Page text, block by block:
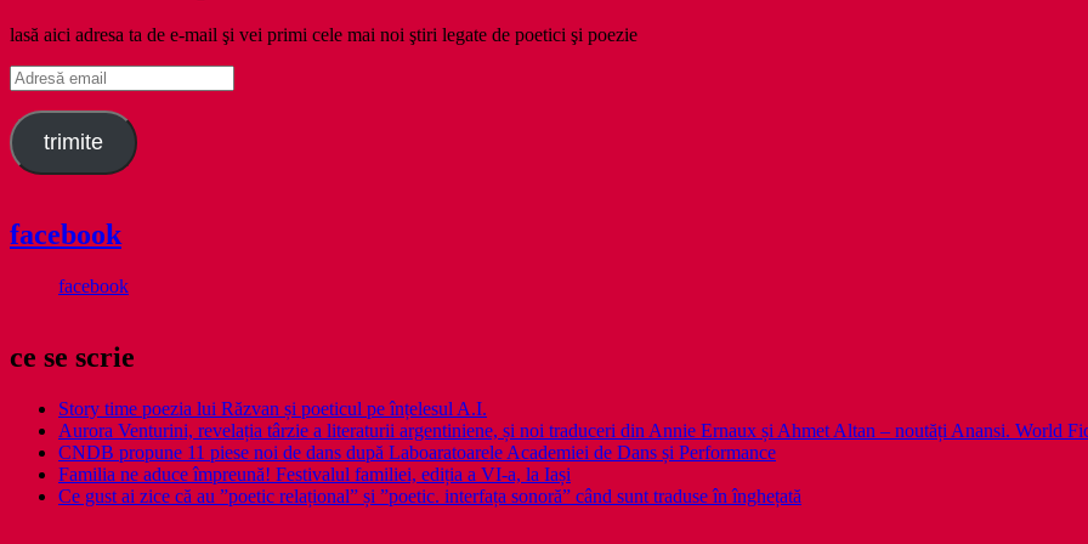
lasă aici adresa ta de e-mail şi vei primi cele mai noi ştiri legate de poetici şi poezie
Adresă
email
trimite
facebook
facebook
ce se scrie
Story time poezia lui Răzvan și poeticul pe înțelesul A.I.
Aurora Venturini, revelația târzie a literaturii argentiniene, și noi traduceri din Annie Ernaux și Ahmet Altan – noutăți Anansi. World
CNDB propune 11 piese noi de dans după Laboaratoarele Academiei de Dans și Performance
Familia ne aduce împreună! Festivalul familiei, ediția a VI-a, la Iași
Ce gust ai zice că au ”poetic relațional” și ”poetic. interfața sonoră” când sunt traduse în înghețată